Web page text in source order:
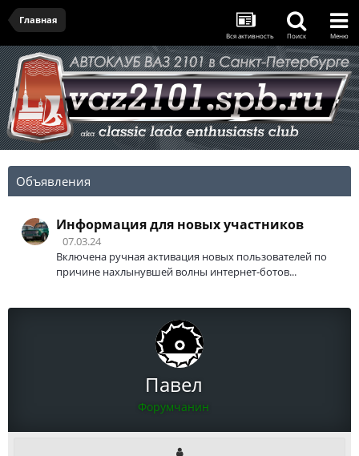
Главная
Вся активность Поиск Меню
Объявления
Информация для новых участников
07.03.24
Включена ручная активация новых пользователей по
причине нахлынувшей волны интернет-ботов...
Павел
Форумчанин